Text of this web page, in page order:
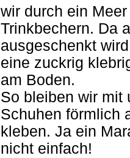
wir durch ein
Trinkbechern. Da
ausgeschenkt
eine zuckrig
am Boden.
So bleiben wir mit
Schuhen förmlich
kleben. Ja ein
nicht einfach!